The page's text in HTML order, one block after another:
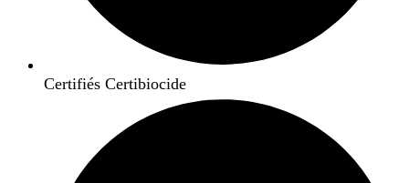
Certifiés Certibiocide